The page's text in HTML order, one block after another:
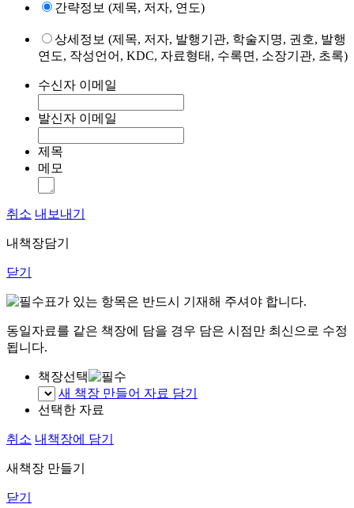
간략정보 (제목, 저자, 연도)
상세정보 (제목, 저자, 발행기관, 학술지명, 권호, 발행
연도, 작성언어, KDC, 자료형태, 수록면, 소장기관, 초록)
수신자 이메일
발신자 이메일
제목
메모
취소 내보내기
내책장담기
닫기
표가 있는 항목은 반드시 기재해 주셔야 합니다.
동일자료를 같은 책장에 담을 경우 담은 시점만 최신으로 수정
됩니다.
책장선택
새 책장 만들어 자료 담기
선택한 자료
취소 내책장에 담기
새책장 만들기
닫기